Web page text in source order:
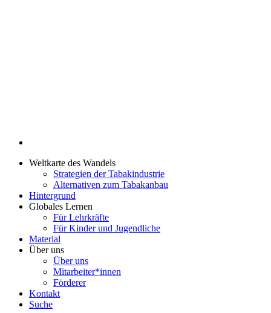
Weltkarte des Wandels
Strategien der Tabakindustrie
Alternativen zum Tabakanbau
Hintergrund
Globales Lernen
Für Lehrkräfte
Für Kinder und Jugendliche
Material
Über uns
Über uns
Mitarbeiter*innen
Förderer
Kontakt
Suche